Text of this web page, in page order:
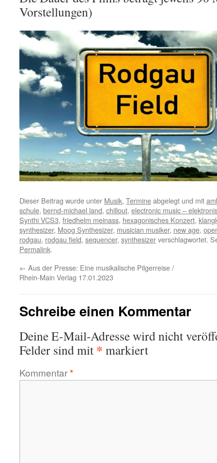
Vorstellungen)
Dieser Beitrag wurde unter Musik, Termineabgelegt und mit
schule, bernd-michael land, chillout, electronic music –
Synthi VCS3, friedhelm meinass, hexagonisches Konzert,
synthesizer, Moog Synthesizer, musician musiker, new age,
rodgau, rodgau field, sequencer, synthesizerverschlagwortet.
Permalink.
← Aus der Presse: Eine musikalische Pilgerreise /
Rhein-Main Verlag 17.01.2023
Schreibe einen Kommentar
Deine E-Mail-Adresse wird nicht
Felder sind mit * markiert
Kommentar*